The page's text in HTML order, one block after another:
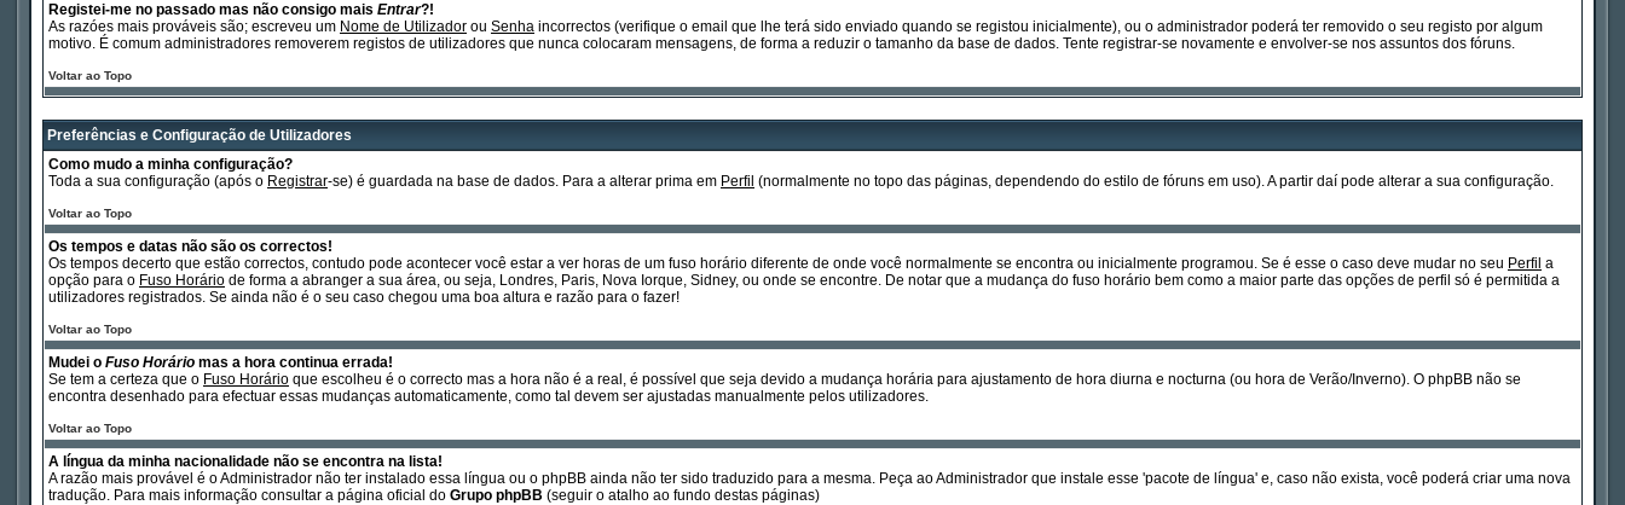
Registei-me no passado mas não consigo mais Entrar?!
As razóes mais prováveis são; escreveu um Nome de Utilizador ou Senha incorrectos (verifique o email que lhe terá sido enviado quando se registou inicialmente), ou o administrador poderá ter removido o seu registo por algum
motivo. É comum administradores removerem registos de utilizadores que nunca colocaram mensagens, de forma a reduzir o tamanho da base de dados. Tente registrar-se novamente e envolver-se nos assuntos dos fóruns.
Voltar ao Topo
Preferências e Configuração de Utilizadores
Como mudo a minha configuração?
Toda a sua configuração (após o Registrar-se) é guardada na base de dados. Para a alterar prima em Perfil (normalmente no topo das páginas, dependendo do estilo de fóruns em uso). A partir daí pode alterar a sua configuração.
Voltar ao Topo
Os tempos e datas não são os correctos!
Os tempos decerto que estão correctos, contudo pode acontecer você estar a ver horas de um fuso horário diferente de onde você normalmente se encontra ou inicialmente programou. Se é esse o caso deve mudar no seu Perfil a
opção para o Fuso Horário de forma a abranger a sua área, ou seja, Londres, Paris, Nova Iorque, Sidney, ou onde se encontre. De notar que a mudança do fuso horário bem como a maior parte das opções de perfil só é permitida a
utilizadores registrados. Se ainda não é o seu caso chegou uma boa altura e razão para o fazer!
Voltar ao Topo
Mudei o Fuso Horário mas a hora continua errada!
Se tem a certeza que o Fuso Horário que escolheu é o correcto mas a hora não é a real, é possível que seja devido a mudança horária para ajustamento de hora diurna e nocturna (ou hora de Verão/Inverno). O phpBB não se
encontra desenhado para efectuar essas mudanças automaticamente, como tal devem ser ajustadas manualmente pelos utilizadores.
Voltar ao Topo
A língua da minha nacionalidade não se encontra na lista!
A razão mais provável é o Administrador não ter instalado essa língua ou o phpBB ainda não ter sido traduzido para a mesma. Peça ao Administrador que instale esse 'pacote de língua' e, caso não exista, você poderá criar uma nova
tradução. Para mais informação consultar a página oficial do Grupo phpBB (seguir o atalho ao fundo destas páginas)